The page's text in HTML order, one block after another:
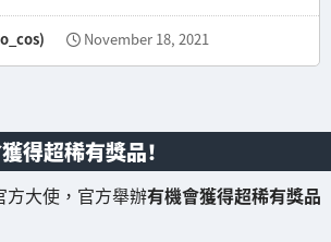
November 18, 2021
得超稀有獎品！
方大使，官方舉辦有機會獲得超稀有獎品